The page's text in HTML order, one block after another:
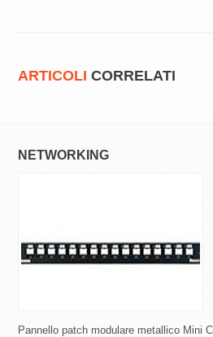
ARTICOLI CORRELATI
NETWORKING
Pannello patch modulare metallico Mini